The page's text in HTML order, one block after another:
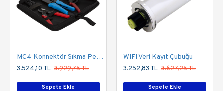
MC4 Konnektör Sıkma Pensesi Seti
3.524,10 TL 3.929,75 TL
Sepete Ekle
WIFI Veri Kayıt Çubuğu
3.252,83 TL 3.627,25 TL
Sepete Ekle